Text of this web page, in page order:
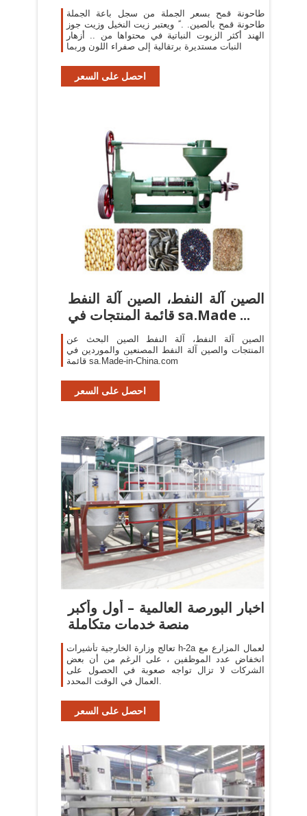
طاحونة قمح بسعر الجملة من سجل باعة الجملة
طاحونة قمح بالصين. . ً ويعتبر زيت النخيل وزيت جوز
الهند أكثر الزيوت النباتية في محتواها من .. أزهار
النبات مستديرة برتقالية إلى صفراء اللون وربما
احصل على السعر
الصين آلة النفط، الصين آلة النفط
قائمة المنتجات في sa.Made ...
الصين آلة النفط، آلة النفط الصين البحث عن
المنتجات والصين آلة النفط المصنعين والموردين في
قائمة sa.Made-in-China.com
احصل على السعر
اخبار البورصة العالمية – أول وأكبر
منصة خدمات متكاملة
تعالج وزارة الخارجية تأشيرات h-2a لعمال المزارع مع
انخفاض عدد الموظفين ، على الرغم من أن بعض
الشركات لا تزال تواجه صعوبة في الحصول على
العمال في الوقت المحدد.
احصل على السعر